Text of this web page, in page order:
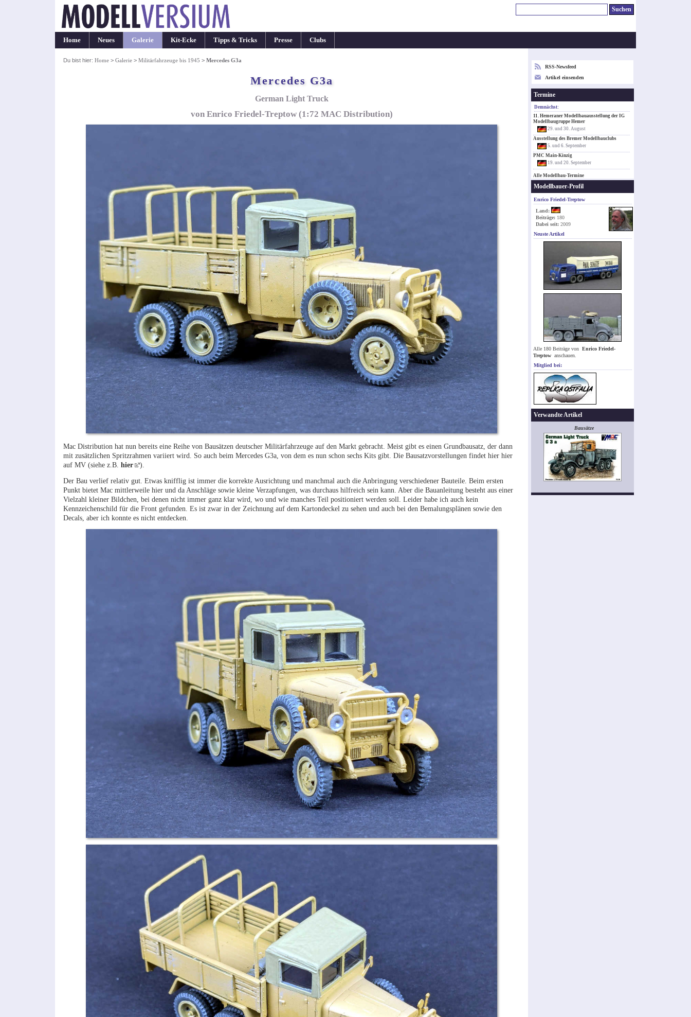
Home Neues Galerie Kit-Ecke Tipps & Tricks Presse Clubs
Du bist hier: Home> Galerie> Militärfahrzeuge bis 1945 > Mercedes G3a
Mercedes G3a
German Light Truck
von Enrico Friedel-Treptow (1:72 MAC Distribution)
Mac Distribution hat nun bereits eine Reihe von Bausätzen deutscher Militärfahrzeuge auf den Markt gebracht. Meist gibt es einen Grundbausatz, der dann
mit zusätzlichen Spritzrahmen variiert wird. So auch beim Mercedes G3a, von dem es nun schon sechs Kits gibt. Die Bausatzvorstellungen findet hier hier
auf MV (siehe z.B. hier
).
Der Bau verlief relativ gut. Etwas knifflig ist immer die korrekte Ausrichtung und manchmal auch die Anbringung verschiedener Bauteile. Beim ersten
Punkt bietet Mac mittlerweile hier und da Anschläge sowie kleine Verzapfungen, was durchaus hilfreich sein kann. Aber die Bauanleitung besteht aus einer
Vielzahl kleiner Bildchen, bei denen nicht immer ganz klar wird, wo und wie manches Teil positioniert werden soll. Leider habe ich auch kein
Kennzeichenschild für die Front gefunden. Es ist zwar in der Zeichnung auf dem Kartondeckel zu sehen und auch bei den Bemalungsplänen sowie den
Decals, aber ich konnte es nicht entdecken.
RSS-Newsfeed
Artikel einsenden
Termine
Demnächst:
11. Hemeraner Modellbauausstellung der IG
Modellbaugruppe Hemer
29. und 30. August
Ausstellung des Bremer Modellbauclubs
5. und 6. September
PMC Main-Kinzig
19. und 20. September
Alle Modellbau-Termine
Modellbauer-Profil
Enrico Friedel-Treptow
Land:
Beiträge: 180
Dabei seit: 2009
Neuste Artikel
Alle 180 Beiträge von Enrico Friedel-
Treptow anschauen.
Mitglied bei:
Verwandte Artikel
Bausätze